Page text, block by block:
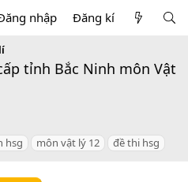
nhập Đăng kí
tỉnh Bắc Ninh môn Vật
hsg môn vật lý 12 đề thi hsg